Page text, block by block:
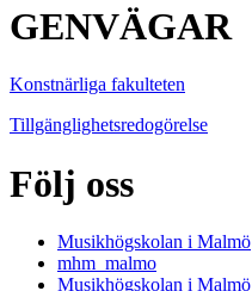
GENVÄGAR
Konstnärliga fakulteten
Tillgänglighetsredogörelse
Följ oss
Musikhögskolan i Malmö
mhm_malmo
Musikhögskolan i Malmö